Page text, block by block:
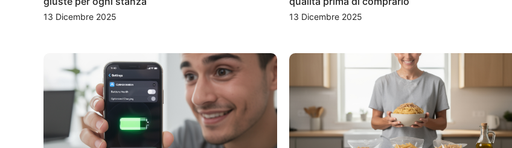
13 Dicembre 2025 13 Dicembre 2025